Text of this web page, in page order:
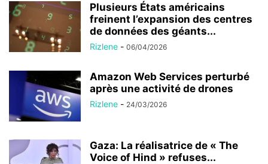
Plusieurs États américains
freinent l’expansion des centres
de données des géants...
Rizlene - 06/04/2026
Amazon Web Services perturbé
après une activité de drones
Rizlene - 24/03/2026
Gaza: La réalisatrice de « The
Voice of Hind » refuses...